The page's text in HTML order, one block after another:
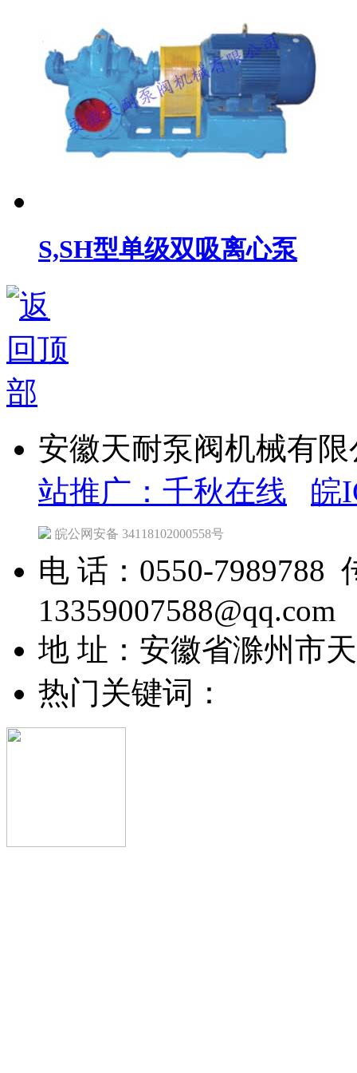
S,SH型单级双吸离心泵
安徽天耐泵阀机械有
站推广：千秋在线
皖
皖公网安备 34118102000558号
电 话：0550-7989788
13359007588@qq.com
地 址：安徽省滁州市
热门关键词：